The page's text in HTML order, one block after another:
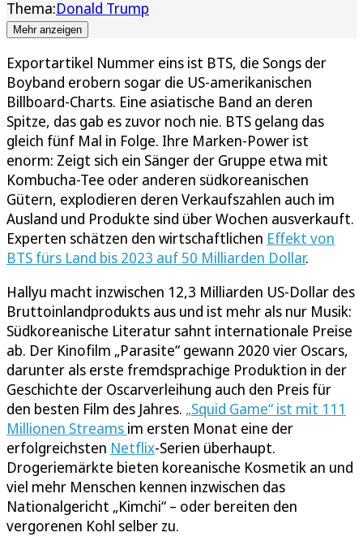
Thema:Donald Trump
Mehr anzeigen
Exportartikel Nummer eins ist BTS, die Songs der
Boyband erobern sogar die US-amerikanischen
Billboard-Charts. Eine asiatische Band an deren
Spitze, das gab es zuvor noch nie. BTS gelang das
gleich fünf Mal in Folge. Ihre Marken-Power ist
enorm: Zeigt sich ein Sänger der Gruppe etwa mit
Kombucha-Tee oder anderen südkoreanischen
Gütern, explodieren deren Verkaufszahlen auch im
Ausland und Produkte sind über Wochen ausverkauft.
Experten schätzen den wirtschaftlichen Effekt von
BTS fürs Land bis 2023 auf 50 Milliarden Dollar.
Hallyu macht inzwischen 12,3 Milliarden US-Dollar des
Bruttoinlandprodukts aus und ist mehr als nur Musik:
Südkoreanische Literatur sahnt internationale Preise
ab. Der Kinofilm „Parasite“ gewann 2020 vier Oscars,
darunter als erste fremdsprachige Produktion in der
Geschichte der Oscarverleihung auch den Preis für
den besten Film des Jahres. „Squid Game“ ist mit 111
Millionen Streams im ersten Monat eine der
erfolgreichsten Netflix-Serien überhaupt.
Drogeriemärkte bieten koreanische Kosmetik an und
viel mehr Menschen kennen inzwischen das
Nationalgericht „Kimchi“ – oder bereiten den
vergorenen Kohl selber zu.